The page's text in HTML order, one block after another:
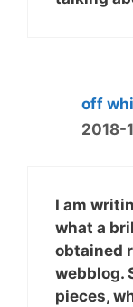
off
2018-
I am
what a
obtained
webblog.
pieces,